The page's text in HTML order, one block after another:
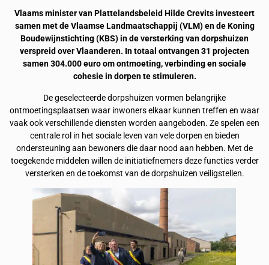
Vlaams minister van Plattelandsbeleid Hilde Crevits investeert
samen met de Vlaamse Landmaatschappij (VLM) en de Koning
Boudewijnstichting (KBS) in de versterking van dorpshuizen
verspreid over Vlaanderen. In totaal ontvangen 31 projecten
samen 304.000 euro om ontmoeting, verbinding en sociale
cohesie in dorpen te stimuleren.
De geselecteerde dorpshuizen vormen belangrijke
ontmoetingsplaatsen waar inwoners elkaar kunnen treffen en waar
vaak ook verschillende diensten worden aangeboden. Ze spelen een
centrale rol in het sociale leven van vele dorpen en bieden
ondersteuning aan bewoners die daar nood aan hebben. Met de
toegekende middelen willen de initiatiefnemers deze functies verder
versterken en de toekomst van de dorpshuizen veiligstellen.